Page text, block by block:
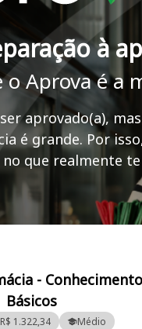
à
o Aprova é a
aprovado(a),
é grande. Por
que realmente te
passar no concurso ECSP
-
Básicos
1.322,34 Médio